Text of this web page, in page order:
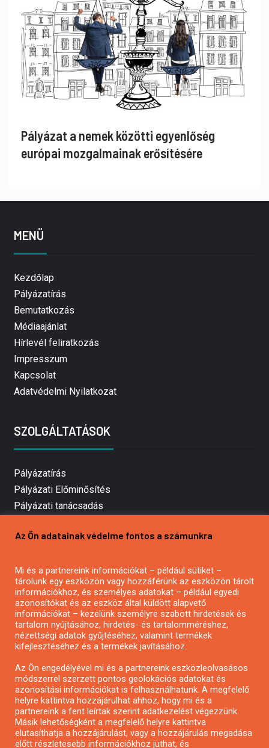
Pályázat a nemek közötti egyenlőség
európai mozgalmainak erősítésére
MENÜ
Kezdőlap
Pályázatírás
Bemutatkozás
Médiaajánlat
Hírlevél feliratkozás
Impresszum
Kapcsolat
Adatvédelmi Nyilatkozat
SZOLGÁLTATÁSOK
Pályázatírás
Pályázati Előminősítés
Pályázati tanácsadás
Mezőgazdasági pályázatírás
Pályázatírás civil szervezeteknek
Pályázatírás önkormányzatoknak
Pályázatfigyelés
Specifikus pályázatfigyelés vagy hírlevél
Pályázatok magánszemélyeknek
Pályázatok civil szervezeteknek
Pályázatok vállalkozásoknak
Az Ön adatainak védelme fontos a számunkra
Mi és a partnereink információkat – például sütiket –
tárolunk egy eszközön vagy hozzáférünk az eszközön tárolt
információkhoz, és személyes adatokat – például egyedi
azonosítókat és az eszköz által küldött alapvető
információkat – kezelünk személyre szabott hirdetések és
tartalom nyújtásához, hirdetés- és tartalomméréshez,
nézettségi adatok gyűjtéséhez, valamint termékek
kifejlesztéséhez és a termékek javításához.
Az Ön engedélyével mi és a partnereink eszközleolvasásos
módszerrel szerzett pontos geolokációs adatokat és
azonosítási információkat is felhasználhatunk. A megfelelő
helyre kattintva hozzájárulhat ahhoz, hogy mi és a
partnereink a fent leírtak szerint adatkezelést végezzünk.
Másik lehetőségként a megfelelő helyre kattintva
elutasíthatja a hozzájárulást, vagy a hozzájárulás megadása
előtt részletesebb információkhoz juthat, és